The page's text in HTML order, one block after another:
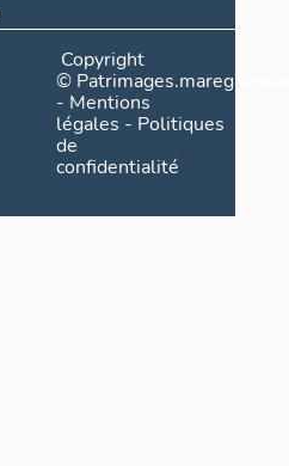
Copyright
©
- Mentions
légales - Politiques
de
confidentialité